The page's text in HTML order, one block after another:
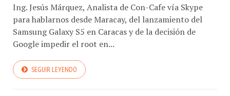
Ing. Jesús Márquez, Analista de Con-Cafe vía Skype
para hablarnos desde Maracay, del lanzamiento del
Samsung Galaxy S5 en Caracas y de la decisión de
Google impedir el root en...
SEGUIR LEYENDO